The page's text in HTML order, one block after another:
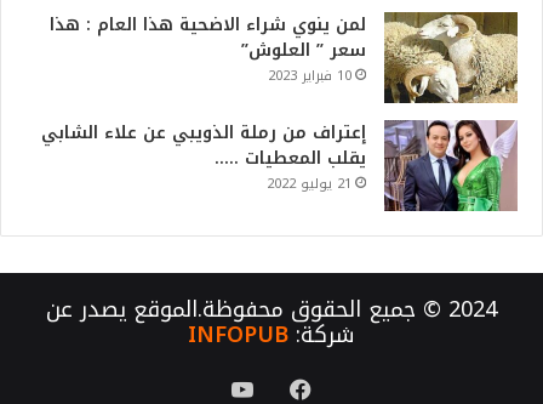
لمن ينوي شراء الاضحية هذا العام : هذا
سعر ” العلوش”
10 فبراير 2023
إعتراف من رملة الذويبي عن علاء الشابي
يقلب المعطيات …..
21 يوليو 2022
2024 © جميع الحقوق محفوظة.الموقع يصدر عن
شركة:INFOPUB
فيسبوكيوتيوب